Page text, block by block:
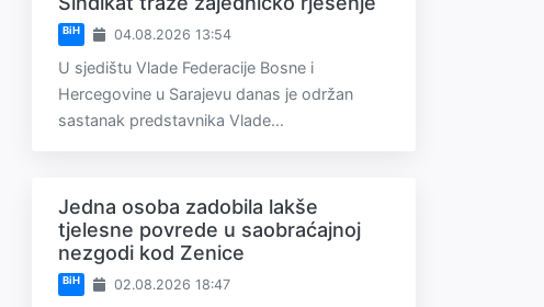
BiH 04.08.2026 13:54
U sjedištu Vlade Federacije Bosne i
Hercegovine u Sarajevu danas je održan
sastanak predstavnika Vlade...
Jedna osoba zadobila lakše
tjelesne povrede u saobraćajnoj
nezgodi kod Zenice
BiH 02.08.2026 18:47